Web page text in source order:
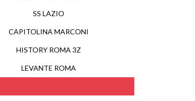
SS LAZIO
CAPITOLINA MARCONI
HISTORY ROMA 3Z
LEVANTE ROMA